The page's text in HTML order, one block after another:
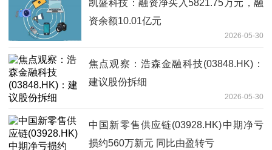
凯盛科技：融资净买入5821.75万元，融
资余额10.01亿元
2026-05-30
焦点观察：浩森金融科技(03848.HK)：
建议股份拆细
2026-05-30
中国新零售供应链(03928.HK)中期净亏
损约560万新元 同比由盈转亏